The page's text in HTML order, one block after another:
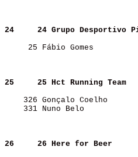
24 24 Grupo Desportivo
25 Fábio Gomes
25 25 Hct
326 Gonçalo Coelho
331 Nuno Belo
26 26 Here